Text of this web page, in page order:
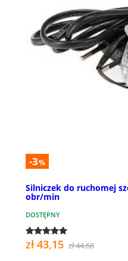
-3%
Silniczek do ruchomej
obr/min
DOSTĘPNY
zł 43,15 zł 44,68